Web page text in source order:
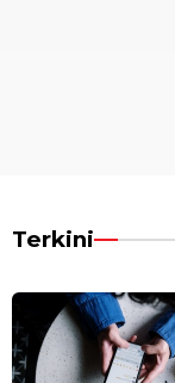
Terkini